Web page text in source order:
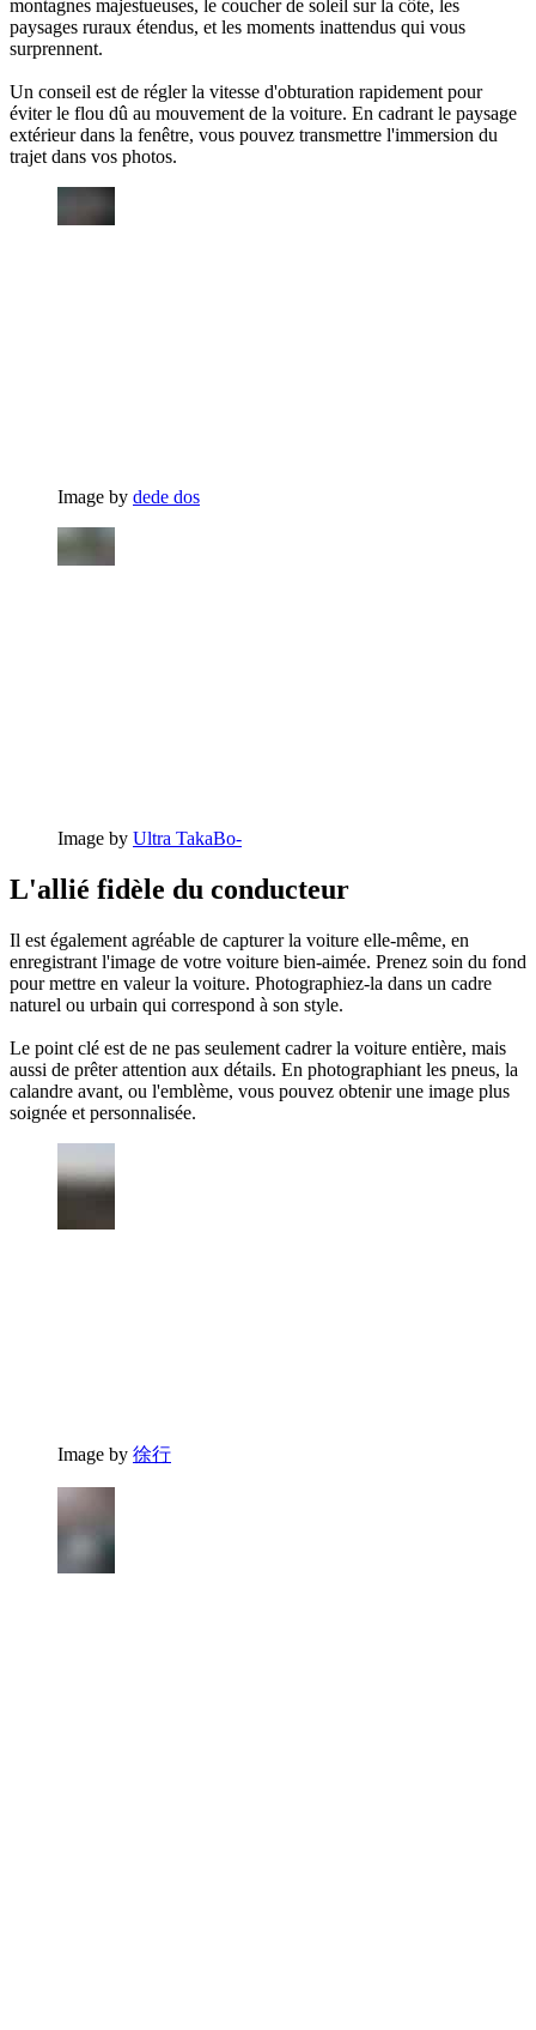
montagnes majestueuses, le coucher de soleil sur la côte, les
paysages ruraux étendus, et les moments inattendus qui vous
surprennent.
Un conseil est de régler la vitesse d'obturation rapidement pour
éviter le flou dû au mouvement de la voiture. En cadrant le paysage
extérieur dans la fenêtre, vous pouvez transmettre l'immersion du
trajet dans vos photos.
Image by dede dos
Image by Ultra TakaBo-
L'allié fidèle du conducteur
Il est également agréable de capturer la voiture elle-même, en
enregistrant l'image de votre voiture bien-aimée. Prenez soin du fond
pour mettre en valeur la voiture. Photographiez-la dans un cadre
naturel ou urbain qui correspond à son style.
Le point clé est de ne pas seulement cadrer la voiture entière, mais
aussi de prêter attention aux détails. En photographiant les pneus, la
calandre avant, ou l'emblème, vous pouvez obtenir une image plus
soignée et personnalisée.
Image by 徐行